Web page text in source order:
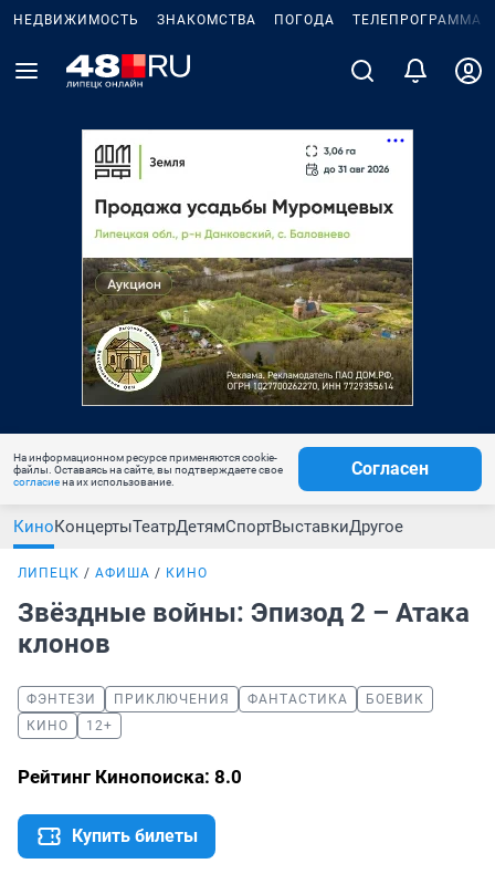
НЕДВИЖИМОСТЬ ЗНАКОМСТВА ПОГОДА ТЕЛЕПРОГРАММА
На информационном ресурсе применяются cookie-
файлы. Оставаясь на сайте, вы подтверждаете свое
согласиена их использование.
Согласен
КиноКонцертыТеатрДетямСпортВыставкиДругое
ЛИПЕЦК АФИША КИНО
Звёздные войны: Эпизод 2 – Атака
клонов
ФЭНТЕЗИ ПРИКЛЮЧЕНИЯ ФАНТАСТИКА
БОЕВИК
КИНО
12+
Рейтинг Кинопоиска: 8.0
Купить билеты